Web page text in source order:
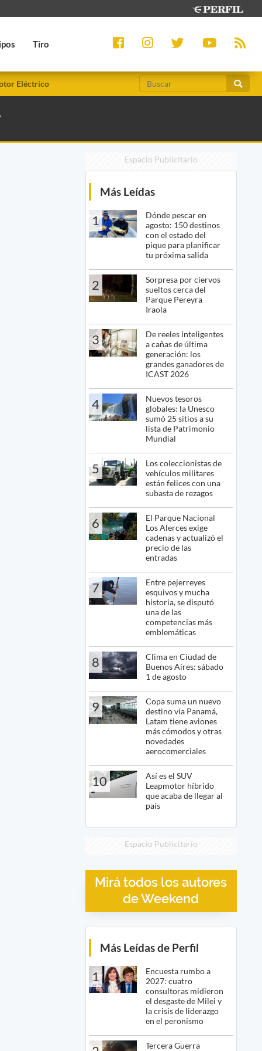
Tiro
Eléctrico
Espacio Publicitario
Más Leídas
1
Dónde pescar en
agosto: 150 destinos
con el estado del
pique para planificar
tu próxima salida
2
Sorpresa por ciervos
sueltos cerca del
Parque Pereyra
Iraola
3
De reeles inteligentes
a cañas de última
generación: los
grandes ganadores de
ICAST 2026
4
Nuevos tesoros
globales: la Unesco
sumó 25 sitios a su
lista de Patrimonio
Mundial
5
Los coleccionistas de
vehículos militares
están felices con una
subasta de rezagos
6
El Parque Nacional
Los Alerces exige
cadenas y actualizó el
precio de las
entradas
7
Entre pejerreyes
esquivos y mucha
historia, se disputó
una de las
competencias más
emblemáticas
8
Clima en Ciudad de
Buenos Aires: sábado
1 de agosto
9
Copa suma un nuevo
destino vía Panamá,
Latam tiene aviones
más cómodos y otras
novedades
aerocomerciales
10
Así es el SUV
Leapmotor híbrido
que acaba de llegar al
país
Espacio Publicitario
Mirá todos los autores
de Weekend
Más Leídas de Perfil
1
Encuesta rumbo a
2027: cuatro
consultoras midieron
el desgaste de Milei y
la crisis de liderazgo
en el peronismo
Tercera Guerra